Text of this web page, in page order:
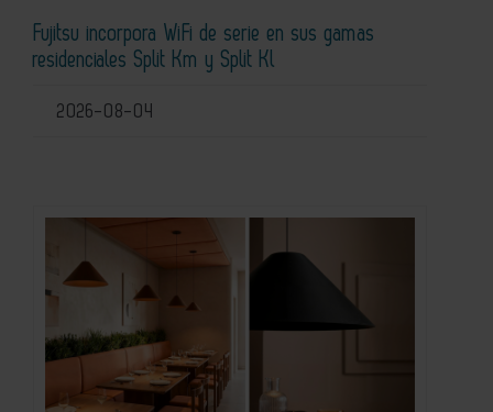
Fujitsu incorpora WiFi de serie en sus gamas
residenciales Split Km y Split Kl
2026-08-04